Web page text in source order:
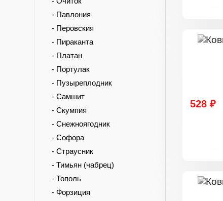
- Павлония
- Перовския
- Пираканта
- Платан
- Портулак
- Пузыреплодник
- Самшит
- Скумпия
- Снежноягодник
- Софора
- Страусник
- Тимьян (чабрец)
- Тополь
- Форзиция
528 ₽